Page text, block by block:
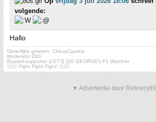
volgende:
Hallo
Gerieflijke groeten, ChevyCaprice
Moderator DIG
Russell-supporter (LET'S GO GEORGE!) F1 Watcher
🇺🇦 Fight Fight Fight! 🇺🇦
▼ Advertentie door Refinery89